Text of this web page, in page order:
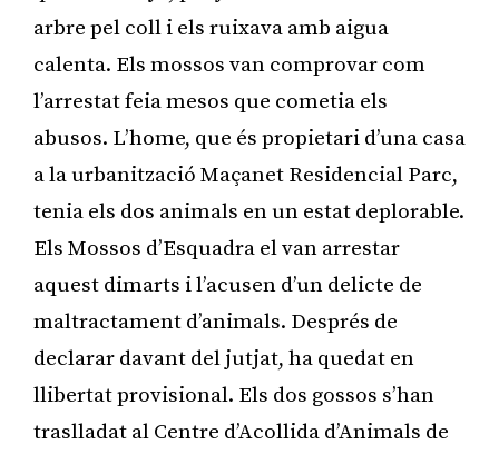
arbre pel coll i els ruixava amb aigua
calenta. Els mossos van comprovar com
l’arrestat feia mesos que cometia els
abusos. L’home, que és propietari d’una casa
a la urbanització Maçanet Residencial Parc,
tenia els dos animals en un estat deplorable.
Els Mossos d’Esquadra el van arrestar
aquest dimarts i l’acusen d’un delicte de
maltractament d’animals. Després de
declarar davant del jutjat, ha quedat en
llibertat provisional. Els dos gossos s’han
traslladat al Centre d’Acollida d’Animals de